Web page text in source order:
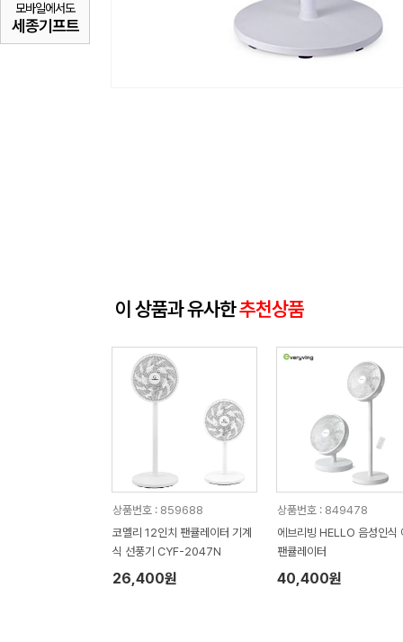
모바일에서도
세종기프트
이 상품과 유사한추천상품
상품번호 : 859688
코멜리 12인치 팬큘레이터 기계
식 선풍기 CYF-2047N
26,400원
상품번호 : 849478
에브리빙 HELLO 음성인식
팬큘레이터
40,400원